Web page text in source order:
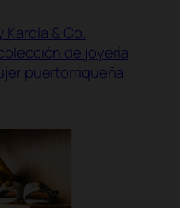
& Co.
de joyería
puertorriqueña